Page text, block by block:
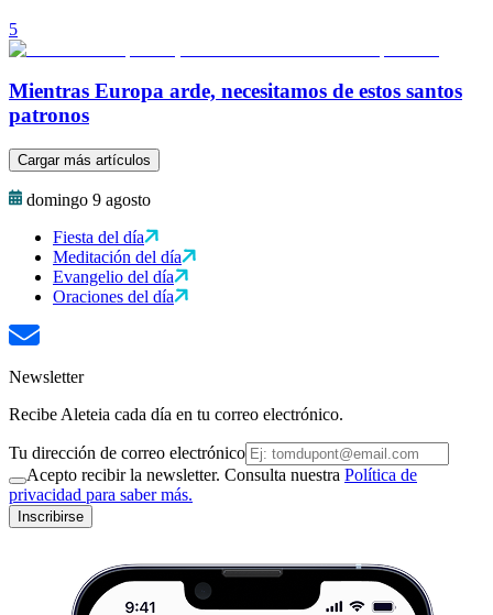
5
Mientras Europa arde, necesitamos de estos santos
patronos
Cargar más artículos
domingo 9 agosto
Fiesta del día
Meditación del día
Evangelio del día
Oraciones del día
Newsletter
Recibe Aleteia cada día en tu correo electrónico.
Tu dirección de correo electrónico
Acepto recibir la newsletter. Consulta nuestra Política de
privacidad para saber más.
Inscribirse